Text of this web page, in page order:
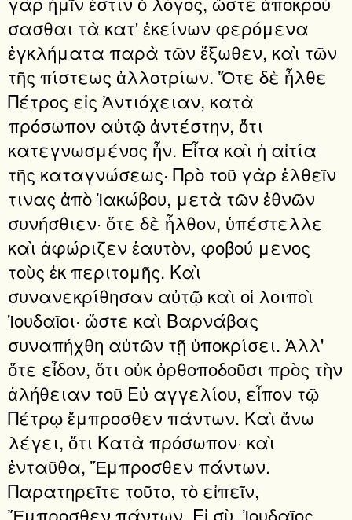
σασθαι τὰ κατ' ἐκείνων φερόμενα
ἐγκλήματα παρὰ τῶν ἔξωθεν, καὶ τῶν
τῆς πίστεως ἀλλοτρίων. Ὅτε δὲ ἦλθε
Πέτρος εἰς Ἀντιόχειαν, κατὰ
πρόσωπον αὐτῷ ἀντέστην, ὅτι
κατεγνωσμένος ἦν. Εἶτα καὶ ἡ αἰτία
τῆς καταγνώσεως· Πρὸ τοῦ γὰρ ἐλθεῖν
τινας ἀπὸ Ἰακώβου, μετὰ τῶν ἐθνῶν
συνήσθιεν· ὅτε δὲ ἦλθον, ὑπέστελλε
καὶ ἀφώριζεν ἑαυτὸν, φοβού μενος
τοὺς ἐκ περιτομῆς. Καὶ
συνανεκρίθησαν αὐτῷ καὶ οἱ λοιποὶ
Ἰουδαῖοι· ὥστε καὶ Βαρνάβας
συναπήχθη αὐτῶν τῇ ὑποκρίσει. Ἀλλ'
ὅτε εἶδον, ὅτι οὐκ ὀρθοποδοῦσι πρὸς τὴν
ἀλήθειαν τοῦ Εὐ αγγελίου, εἶπον τῷ
Πέτρῳ ἔμπροσθεν πάντων. Καὶ ἄνω
λέγει, ὅτι Κατὰ πρόσωπον· καὶ
ἐνταῦθα, Ἔμπροσθεν πάντων.
Παρατηρεῖτε τοῦτο, τὸ εἰπεῖν,
Ἔμπροσθεν πάντων. Εἰ σὺ, Ἰουδαῖος